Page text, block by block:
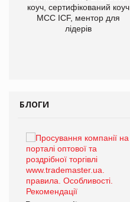
коуч, сертифікований коуч
МСС ICF, ментор для
лідерів
БЛОГИ